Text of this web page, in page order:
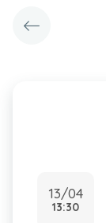
13/04
13:30